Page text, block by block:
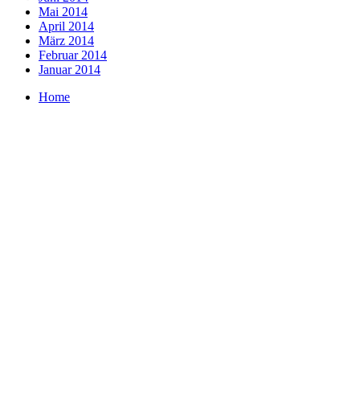
Mai 2014
April 2014
März 2014
Februar 2014
Januar 2014
Home